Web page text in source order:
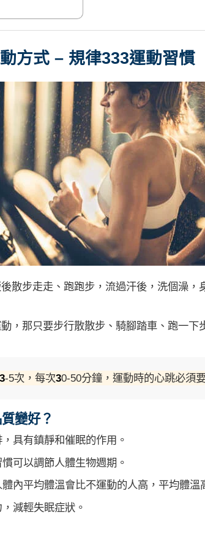
方式 – 規律333運動習慣
散步走走、跑跑步，流過汗後，洗個澡，
，那只要步行散散步、騎腳踏車、跑一下
3-5次，每次30-50分鐘，運動時的心跳必須
變好？
具有鎮靜和催眠的作用。
可以調節人體生物週期。
內平均體溫會比不運動的人高，平均體溫
減輕失眠症狀。